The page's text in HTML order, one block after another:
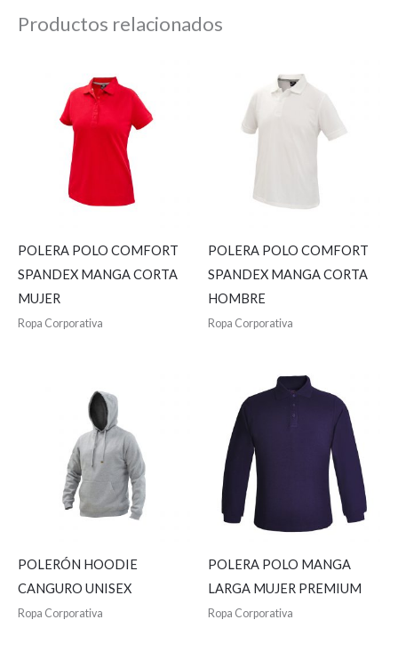
Productos relacionados
POLERA POLO COMFORT
SPANDEX MANGA CORTA
MUJER
Ropa Corporativa
POLERA POLO COMFORT
SPANDEX MANGA CORTA
HOMBRE
Ropa Corporativa
POLERÓN HOODIE
CANGURO UNISEX
Ropa Corporativa
POLERA POLO MANGA
LARGA MUJER PREMIUM
Ropa Corporativa